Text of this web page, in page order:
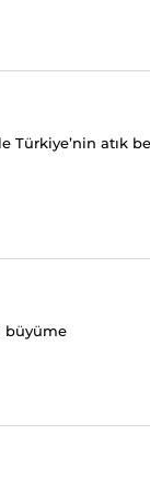
Türkiye’nin atık
büyüme